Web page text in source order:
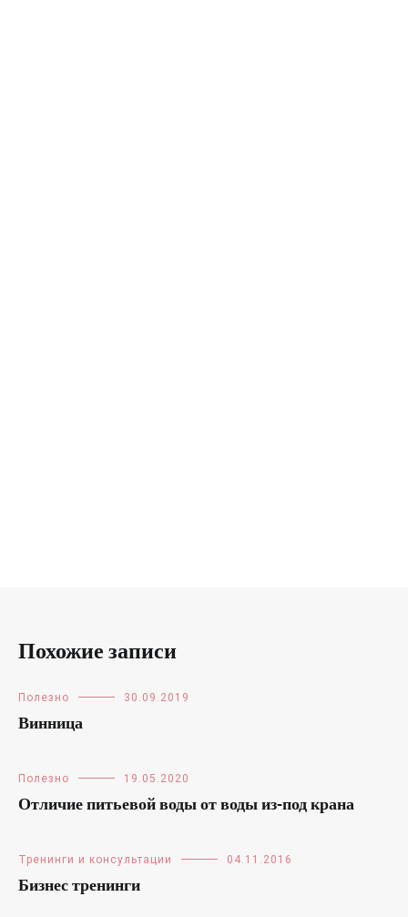
Похожие записи
Полезно 30.09.2019
Винница
Полезно 19.05.2020
Отличие питьевой воды от воды из-под крана
Тренинги и консультации 04.11.2016
Бизнес тренинги